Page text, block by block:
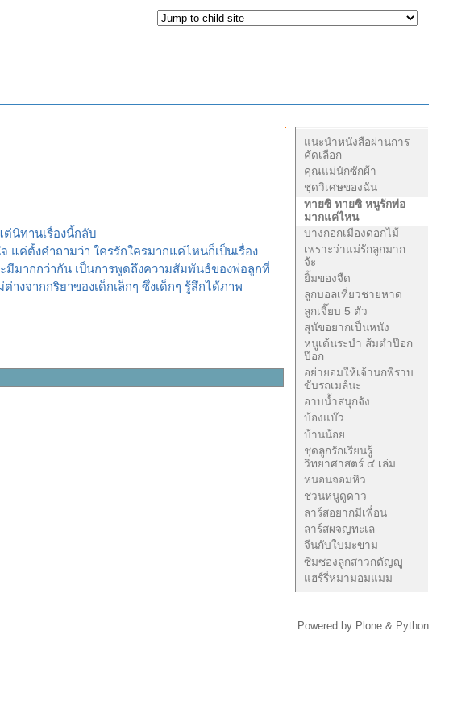
ต่นิทานเรื่องนี้กลับ
แค่ตั้งคำถามว่า ใครรักใครมากแค่ไหนก็เป็นเรื่อง
มากกว่ากัน เป็นการพูดถึงความสัมพันธ์ของพ่อลูกที่
งจากกริยาของเด็กเล็กๆ ซึ่งเด็กๆ รู้สึกได้ภาพ
แนะนำหนังสือผ่านการ
คัดเลือก
คุณแม่นักซักผ้า
ชุดวิเศษของฉัน
ทายซิ ทายซิ หนูรักพ่อ
มากแค่ไหน
บางกอกเมืองดอกไม้
เพราะว่าแม่รักลูกมาก
จ้ะ
ยิ้มของจืด
ลูกบอลเที่ยวชายหาด
ลูกเจี๊ยบ 5 ตัว
สุนัขอยากเป็นหนัง
หนูเต้นระบำ ส้มตำป๊อก
ป๊อก
อย่ายอมให้เจ้านกพิราบ
ขับรถเมล์นะ
อาบน้ำสนุกจัง
บ้องแบ๊ว
บ้านน้อย
ชุดลูกรักเรียนรู้
วิทยาศาสตร์ ๔ เล่ม
หนอนจอมหิว
ชวนหนูดูดาว
ลาร์สอยากมีเพื่อน
ลาร์สผจญทะเล
จีนกับใบมะขาม
ซิมซองลูกสาวกตัญญู
แฮร์รี่หมามอมแมม
Powered by Plone & Python